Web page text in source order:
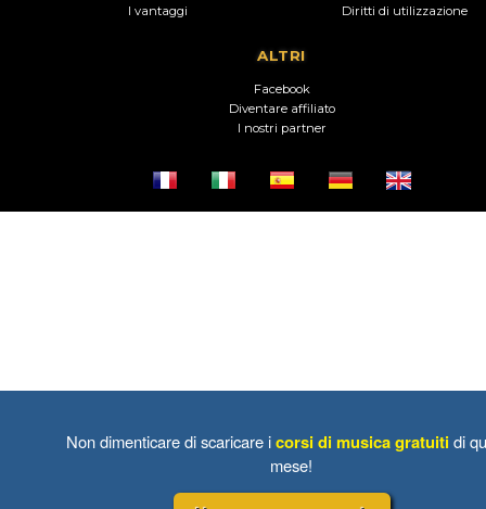
I vantaggi
Diritti di utilizzazione
ALTRI
Facebook
Diventare affiliato
I nostri partner
Non dimenticare di scaricare icorsi di musica gratuiti di
mese!